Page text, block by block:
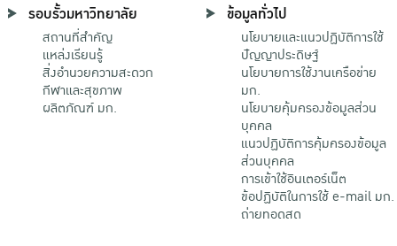
รอบรั้วมหาวิทยาลัย
สถานที่สำคัญ
แหล่งเรียนรู้
สิ่งอำนวยความสะดวก
กีฬาและสุขภาพ
ผลิตภัณฑ์ มก.
ข้อมูลทั่วไป
นโยบายและแนวปฏิบัติการใช้
ปัญญาประดิษฐ์
นโยบายการใช้งานเครือข่าย
มก.
นโยบายคุ้มครองข้อมูลส่วน
บุคคล
แนวปฏิบัติการคุ้มครองข้อมูล
ส่วนบุคคล
การเข้าใช้อินเตอร์เน็ต
ข้อปฏิบัติในการใช้ e-mail มก.
ถ่ายทอดสด